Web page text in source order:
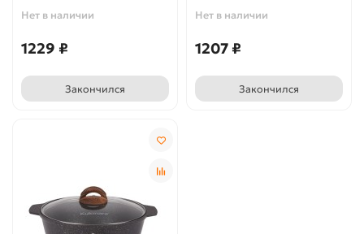
Нет в наличии
1229 ₽
Закончился
Нет в наличии
1207 ₽
Закончился